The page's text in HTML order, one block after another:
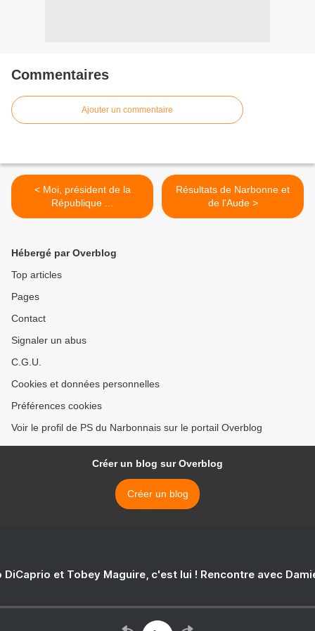
Commentaires
Ajouter un commentaire
< Moi, président de la
République ...
Résultats de Narbonne et
de l'Aude >
Hébergé par Overblog
Top articles
Pages
Contact
Signaler un abus
C.G.U.
Cookies et données personnelles
Préférences cookies
Voir le profil de PS du Narbonnais sur le portail Overblog
Créer un blog sur Overblog
Créer un blog
DiCaprio et Tobey Maguire, c'est lui ! Rencontre avec